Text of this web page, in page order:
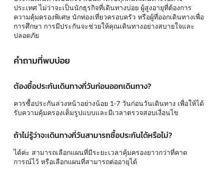
ประเทศ ไม่ว่าจะเป็นนักธุรกิจที่เดินทางบ่อย ผู้สูงอายุที่ต้องการ
ความคุ้มครองพิเศษ นักท่องเที่ยวครอบครัว หรือผู้ที่ออกเดินทางเพื่อ
การศึกษา การมีประกันจะช่วยให้คุณเดินทางอย่างสบายใจและ
ปลอดภัย
คำถามที่พบบ่อย
ต้องซื้อประกันเดินทางกี่วันก่อนออกเดินทาง?
ควรซื้อประกันล่วงหน้าอย่างน้อย 1-7 วันก่อนวันเดินทาง เพื่อให้ได้
รับความคุ้มครองเต็มรูปแบบและมีเวลาตรวจสอบเงื่อนไข
ถ้าไม่รู้ว่าจะเดินทางกี่วันสามารถซื้อประกันได้หรือไม่?
ได้ค่ะ สามารถเลือกแผนที่มีระยะเวลาคุ้มครองยาวกว่าที่คาด
การณ์ไว้ หรือเลือกแผนที่สามารถต่ออายุได้